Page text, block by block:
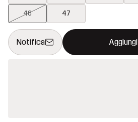
46 47
Notifica
Questo tasto aprirà una finestra
{{size}} non disponibile